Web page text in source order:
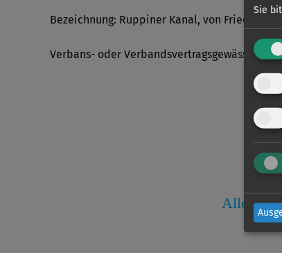
Bezeichnung: Ruppiner Kanal, von
Verbans- oder Verbandsvertragsgewässer:
Alle
Sie